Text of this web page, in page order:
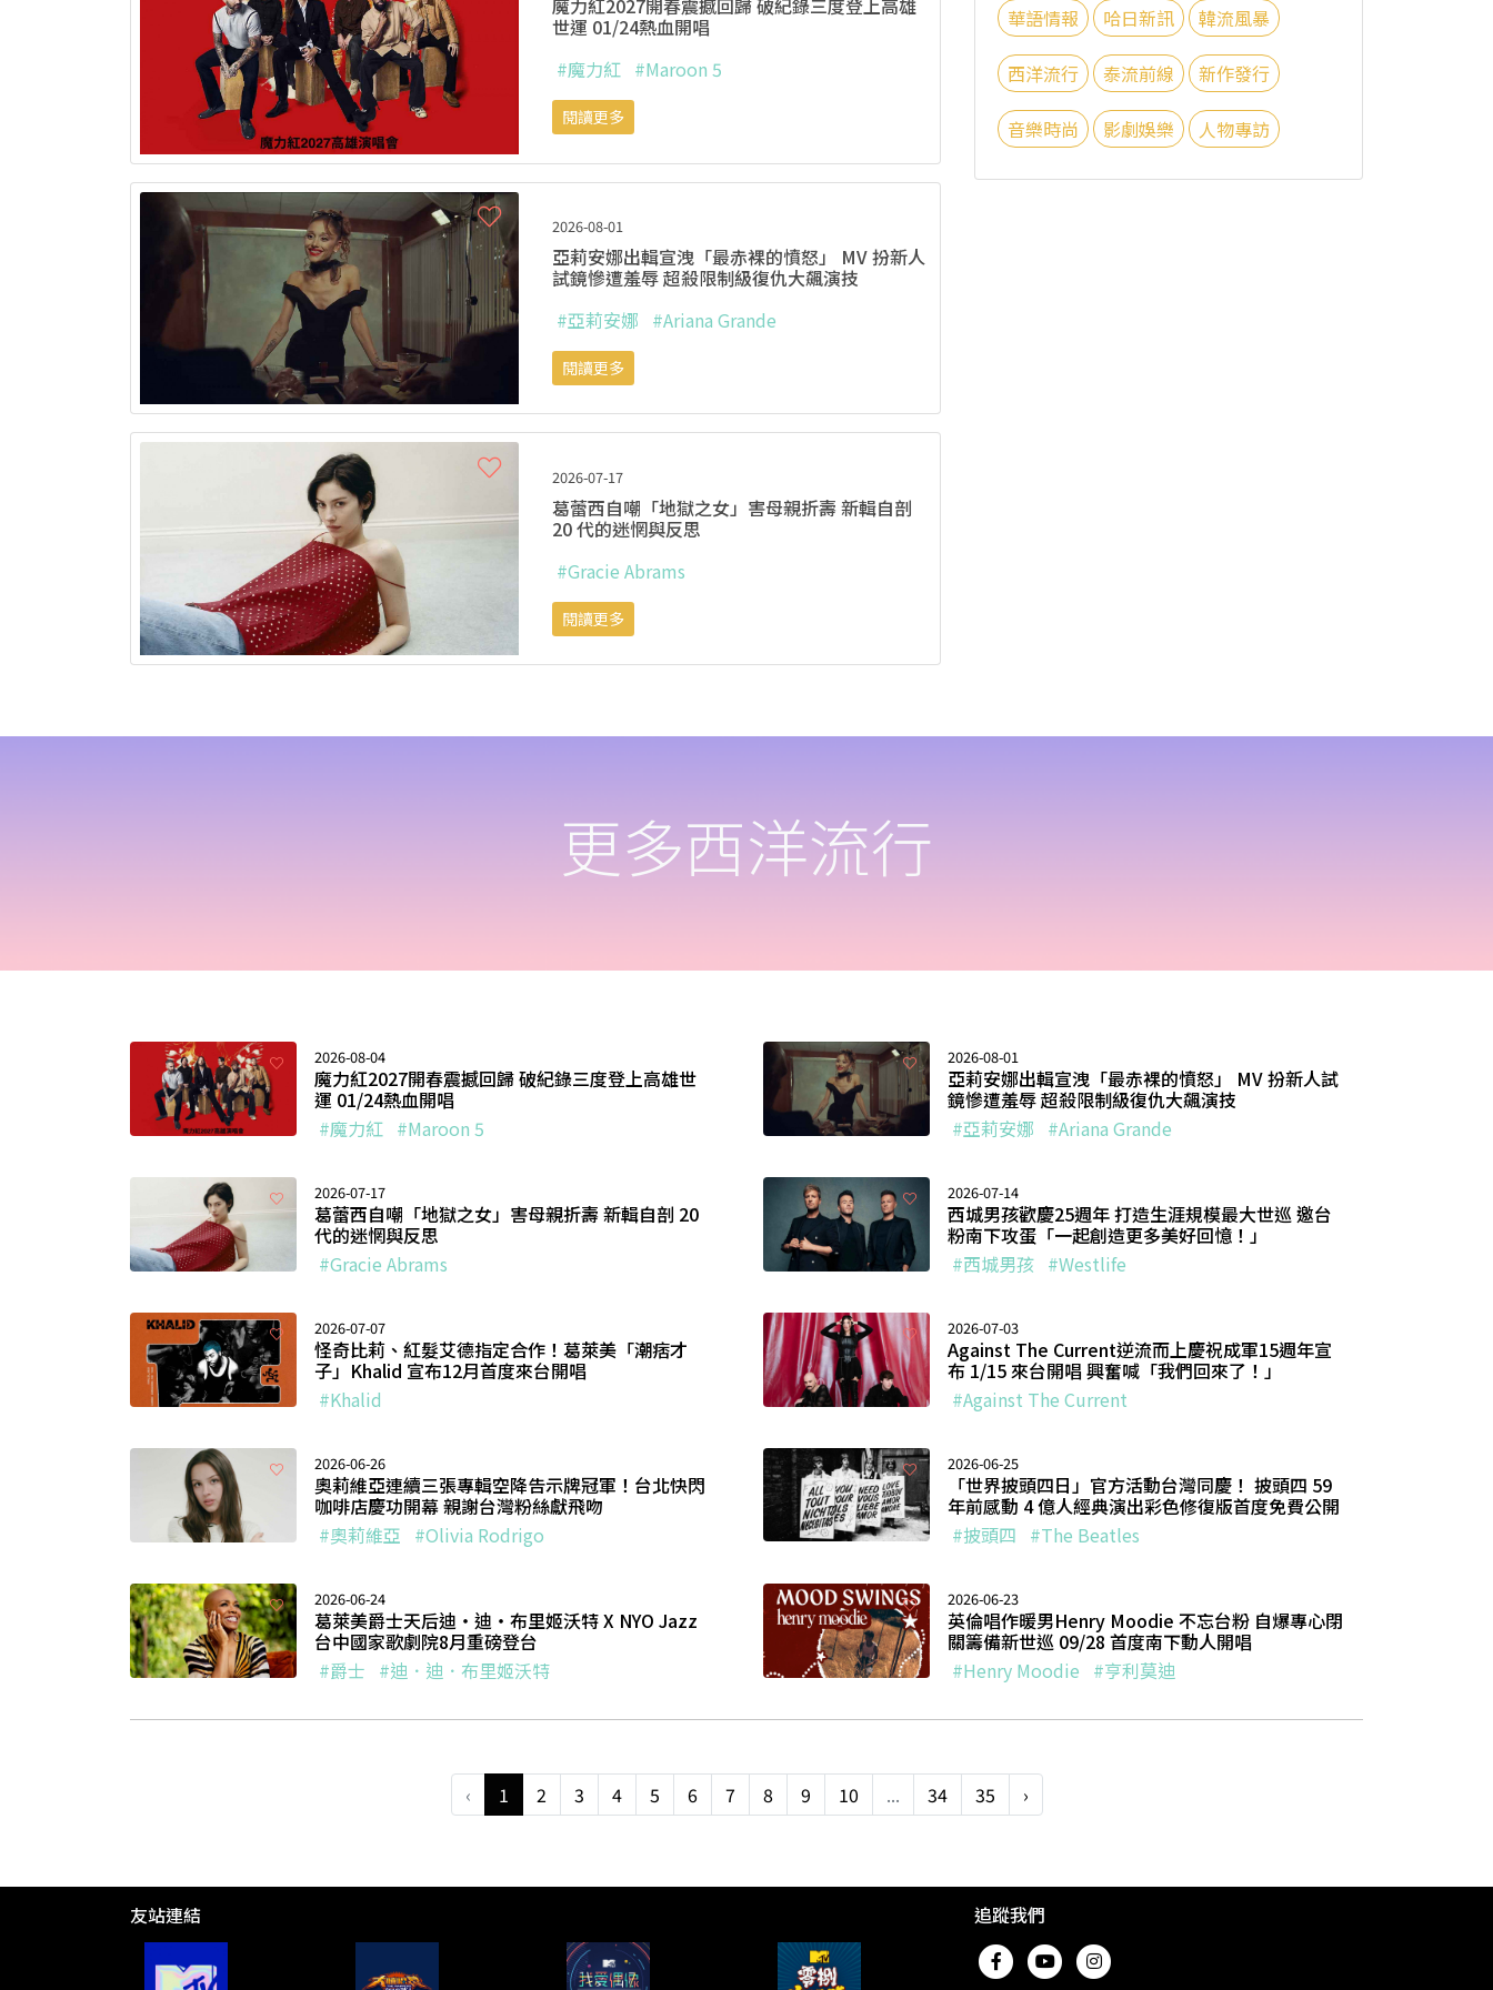
華語情報 哈日新訊 韓流風暴
西洋流行 泰流前線 新作發行
音樂時尚 影劇娛樂 人物專訪
魔力紅2027開春震撼回歸 破紀錄三度登上高雄
世運 01/24熱血開唱
#魔力紅 #Maroon 5
閱讀更多
2026-08-01
亞莉安娜出輯宣洩「最赤裸的憤怒」 MV 扮新人
試鏡慘遭羞辱 超殺限制級復仇大飆演技
#亞莉安娜 #Ariana Grande
閱讀更多
2026-07-17
葛蕾西自嘲「地獄之女」害母親折壽 新輯自剖
20 代的迷惘與反思
#Gracie Abrams
閱讀更多
更多西洋流行
2026-08-04
魔力紅2027開春震撼回歸 破紀錄三度登上高雄世
運 01/24熱血開唱
#魔力紅 #Maroon 5
2026-08-01
亞莉安娜出輯宣洩「最赤裸的憤怒」 MV 扮新人試
鏡慘遭羞辱 超殺限制級復仇大飆演技
#亞莉安娜 #Ariana Grande
2026-07-17
葛蕾西自嘲「地獄之女」害母親折壽 新輯自剖 20
代的迷惘與反思
#Gracie Abrams
2026-07-14
西城男孩歡慶25週年 打造生涯規模最大世巡 邀台
粉南下攻蛋「一起創造更多美好回憶！」
#西城男孩 #Westlife
2026-07-07
怪奇比莉、紅髮艾德指定合作！葛萊美「潮痞才
子」Khalid 宣布12月首度來台開唱
#Khalid
2026-07-03
Against The Current逆流而上慶祝成軍15週年宣
布 1/15 來台開唱 興奮喊「我們回來了！」
#Against The Current
2026-06-26
奧莉維亞連續三張專輯空降告示牌冠軍！台北快閃
咖啡店慶功開幕 親謝台灣粉絲獻飛吻
#奧莉維亞 #Olivia Rodrigo
2026-06-25
「世界披頭四日」官方活動台灣同慶！ 披頭四 59
年前感動 4 億人經典演出彩色修復版首度免費公開
#披頭四 #The Beatles
2026-06-24
葛萊美爵士天后迪・迪・布里姬沃特 X NYO Jazz
台中國家歌劇院8月重磅登台
#爵士 #迪．迪．布里姬沃特
2026-06-23
英倫唱作暖男Henry Moodie 不忘台粉 自爆專心閉
關籌備新世巡 09/28 首度南下動人開唱
#Henry Moodie #亨利莫迪
‹ 1 2 3 4 5 6 7 8 9 10 ... 34 35 ›
友站連結 追蹤我們